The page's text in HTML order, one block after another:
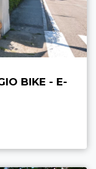
BIKE - E-